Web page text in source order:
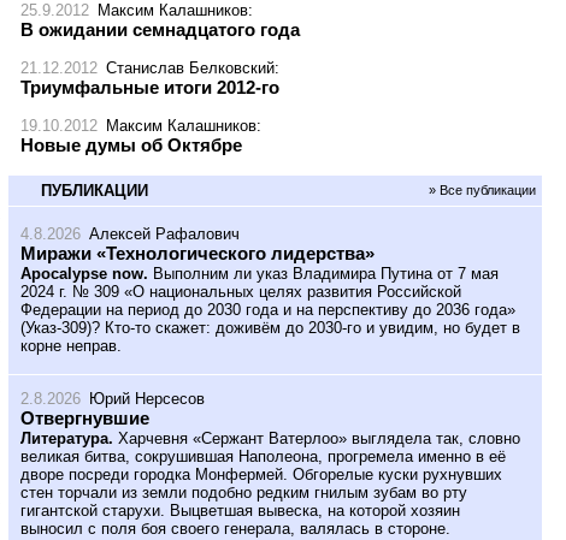
25.9.2012 Максим Калашников:
В ожидании семнадцатого года
21.12.2012 Станислав Белковский:
Триумфальные итоги 2012-го
19.10.2012 Максим Калашников:
Новые думы об Октябре
ПУБЛИКАЦИИ » Все публикации
4.8.2026 Алексей Рафалович
Миражи «Технологического лидерства»
Apocalypse now. Выполним ли указ Владимира Путина от 7 мая
2024 г. № 309 «О национальных целях развития Российской
Федерации на период до 2030 года и на перспективу до 2036 года»
(Указ-309)? Кто-то скажет: доживём до 2030-го и увидим, но будет в
корне неправ.
2.8.2026 Юрий Нерсесов
Отвергнувшие
Литература. Харчевня «Сержант Ватерлоо» выглядела так, словно
великая битва, сокрушившая Наполеона, прогремела именно в её
дворе посреди городка Монфермей. Обгорелые куски рухнувших
стен торчали из земли подобно редким гнилым зубам во рту
гигантской старухи. Выцветшая вывеска, на которой хозяин
выносил с поля боя своего генерала, валялась в стороне.